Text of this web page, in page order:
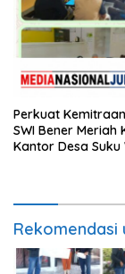
Perkuat
SWI Bener Meriah
Kantor Desa Suku
Rekomendasi